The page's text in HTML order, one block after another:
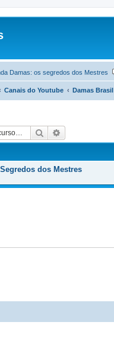
Damas: os segredos dos Mestres
Canais do Youtube Damas Brasil
Pesquisar
dos Mestres